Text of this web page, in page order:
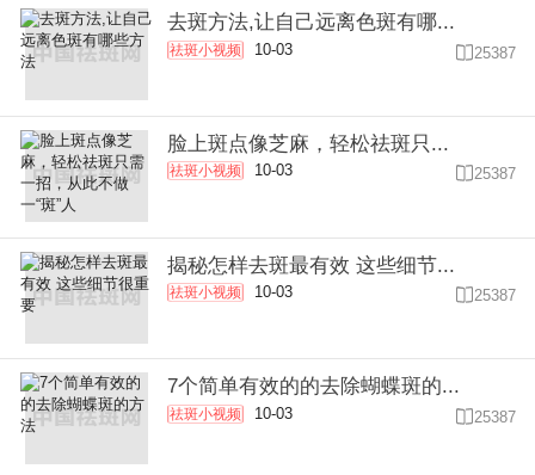
去斑方法,让自己远离色斑有哪...
祛斑小视频 10-03  25387
脸上斑点像芝麻，轻松祛斑只...
祛斑小视频 10-03 25387
揭秘怎样去斑最有效 这些细节...
祛斑小视频 10-03  25387
7个简单有效的的去除蝴蝶斑的...
祛斑小视频 10-03 25387